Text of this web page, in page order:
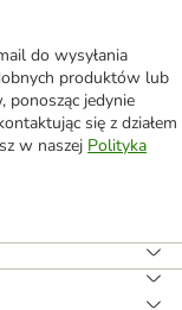
do wysyłania
produktów lub
ponosząc jedynie
się z działem
w naszej Polityka